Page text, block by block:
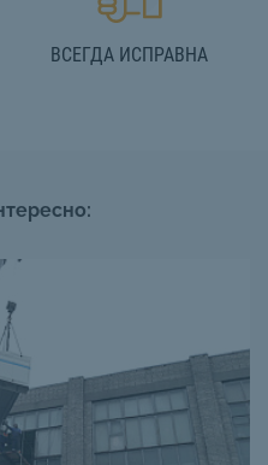
ВСЕГДА ИСПРАВНА